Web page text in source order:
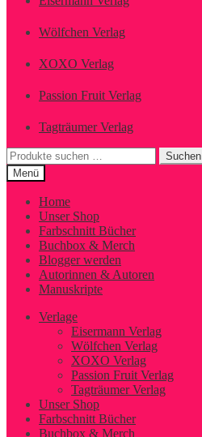
Wölfchen Verlag
XOXO Verlag
Passion Fruit Verlag
Tagträumer Verlag
Suchen
nach:
Suchen
Menü
Home
Unser Shop
Farbschnitt Bücher
Buchbox & Merch
Blogger werden
Autorinnen & Autoren
Manuskripte
Verlage
Eisermann Verlag
Wölfchen Verlag
XOXO Verlag
Passion Fruit Verlag
Tagträumer Verlag
Unser Shop
Farbschnitt Bücher
Buchbox & Merch